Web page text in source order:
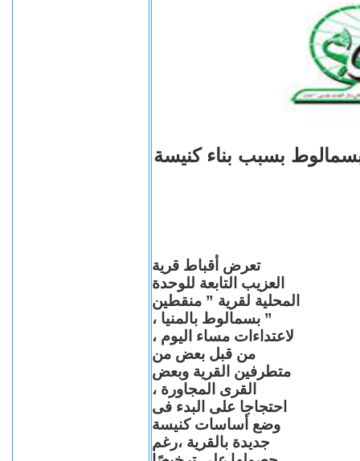
بسبب بناء كنيسة
تعرض أقباط قرية
العزيب التابعة للوحدة
المحلية لقرية ” منقطين
” بسمالوط بالمنيا ،
لاعتداءات مساء اليوم ،
من قبل بعض من
متطرفين القرية وبعض
القرى المجاورة ،
احتجاجا على البدء فى
وضع أساسات كنيسة
جديدة بالقرية ،رغم